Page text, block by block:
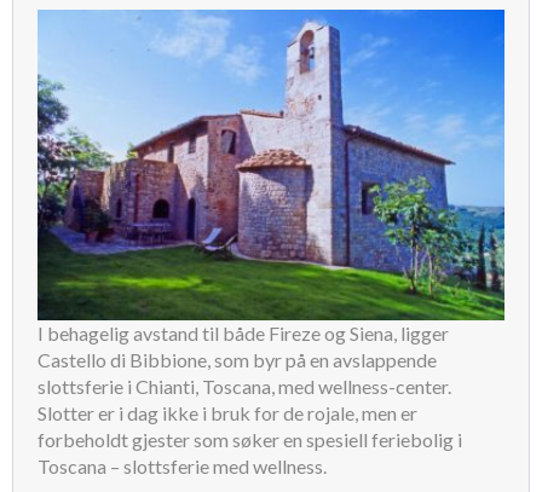
I behagelig avstand til både Fireze og Siena, ligger
Castello di Bibbione, som byr på en avslappende
slottsferie i Chianti, Toscana, med wellness-center.
Slotter er i dag ikke i bruk for de rojale, men er
forbeholdt gjester som søker en spesiell feriebolig i
Toscana – slottsferie med wellness.